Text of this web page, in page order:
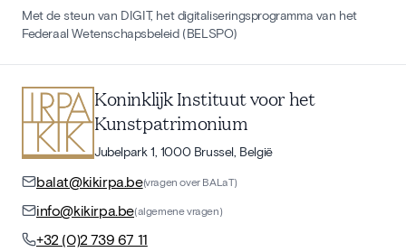
Met de steun van DIGIT, het digitaliseringsprogramma van het
Federaal Wetenschapsbeleid (BELSPO)
Koninklijk Instituut voor het
Kunstpatrimonium
Jubelpark 1, 1000 Brussel, België
balat@kikirpa.be(vragen over BALaT)
info@kikirpa.be(algemene vragen)
+32 (0)2 739 67 11